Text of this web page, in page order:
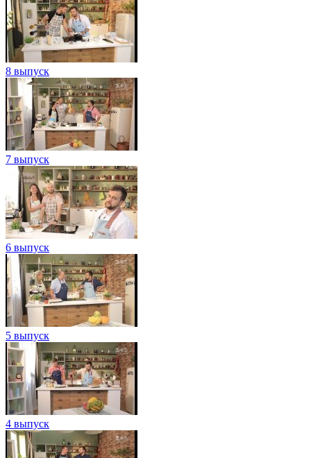
8 выпуск
7 выпуск
6 выпуск
5 выпуск
4 выпуск